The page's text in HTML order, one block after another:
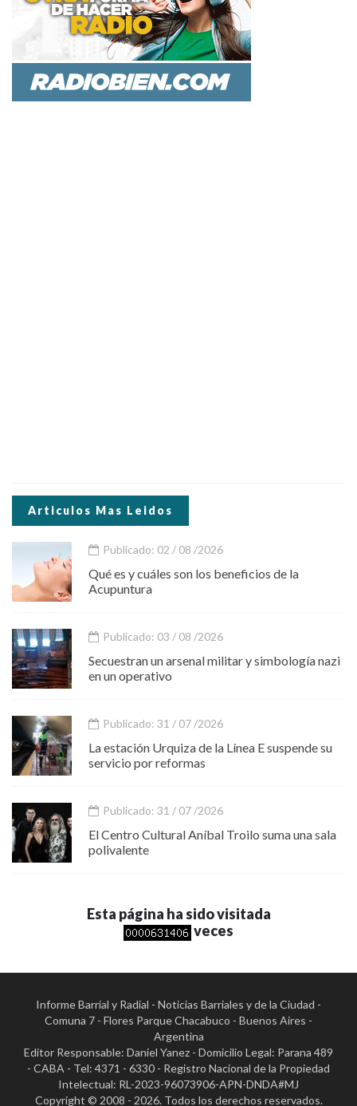
Articulos Mas Leidos
Publicado: 02 / 08 /2026
Qué es y cuáles son los beneficios de la
Acupuntura
Publicado: 03 / 08 /2026
Secuestran un arsenal militar y simbología nazi
en un operativo
Publicado: 31 / 07 /2026
La estación Urquiza de la Línea E suspende su
servicio por reformas
Publicado: 31 / 07 /2026
El Centro Cultural Aníbal Troilo suma una sala
polivalente
Esta página ha sido visitada
veces
Informe Barrial y Radial - Noticias Barriales y de la Ciudad -
Comuna 7 - Flores Parque Chacabuco - Buenos Aires -
Argentina
Editor Responsable: Daniel Yanez - Domicilio Legal: Parana 489
- CABA - Tel: 4371 - 6330 - Registro Nacional de la Propiedad
Intelectual: RL-2023-96073906-APN-DNDA#MJ
Copyright © 2008 - 2026. Todos los derechos reservados.